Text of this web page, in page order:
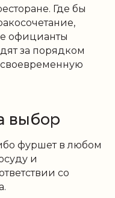
Где бы
официанты
за порядком
своевременную
выбор
фуршет в любом
и
со